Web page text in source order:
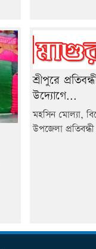
শ্রীপুরে
উদ্যোগে...
মহসিন মোল্যা,
উপজেলা